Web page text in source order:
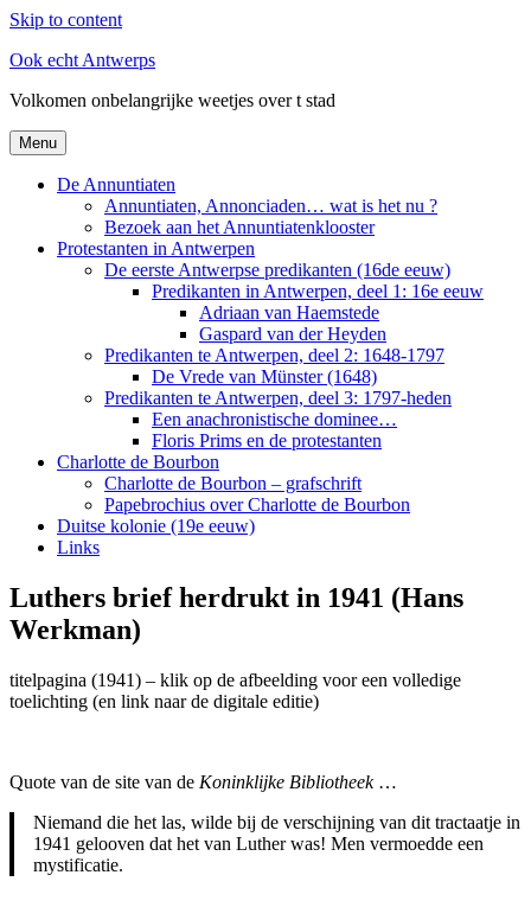
Skip to content
Ook echt Antwerps
Volkomen onbelangrijke weetjes over t stad
Menu
De Annuntiaten
Annuntiaten, Annonciaden… wat is het nu ?
Bezoek aan het Annuntiatenklooster
Protestanten in Antwerpen
De eerste Antwerpse predikanten (16de eeuw)
Predikanten in Antwerpen, deel 1: 16e eeuw
Adriaan van Haemstede
Gaspard van der Heyden
Predikanten te Antwerpen, deel 2: 1648-1797
De Vrede van Münster (1648)
Predikanten te Antwerpen, deel 3: 1797-heden
Een anachronistische dominee…
Floris Prims en de protestanten
Charlotte de Bourbon
Charlotte de Bourbon – grafschrift
Papebrochius over Charlotte de Bourbon
Duitse kolonie (19e eeuw)
Links
Luthers brief herdrukt in 1941 (Hans
Werkman)
titelpagina (1941) – klik op de afbeelding voor een volledige
toelichting (en link naar de digitale editie)
Quote van de site van de Koninklijke Bibliotheek …
Niemand die het las, wilde bij de verschijning van dit tractaatje in
1941 gelooven dat het van Luther was! Men vermoedde een
mystificatie.